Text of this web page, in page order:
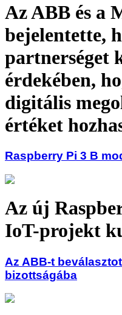
Az ABB és a
bejelentette,
partnerséget
érdekében,
digitális
értéket
Raspberry Pi 3 B
Az új
IoT-projekt
Az ABB-t
bizottságába